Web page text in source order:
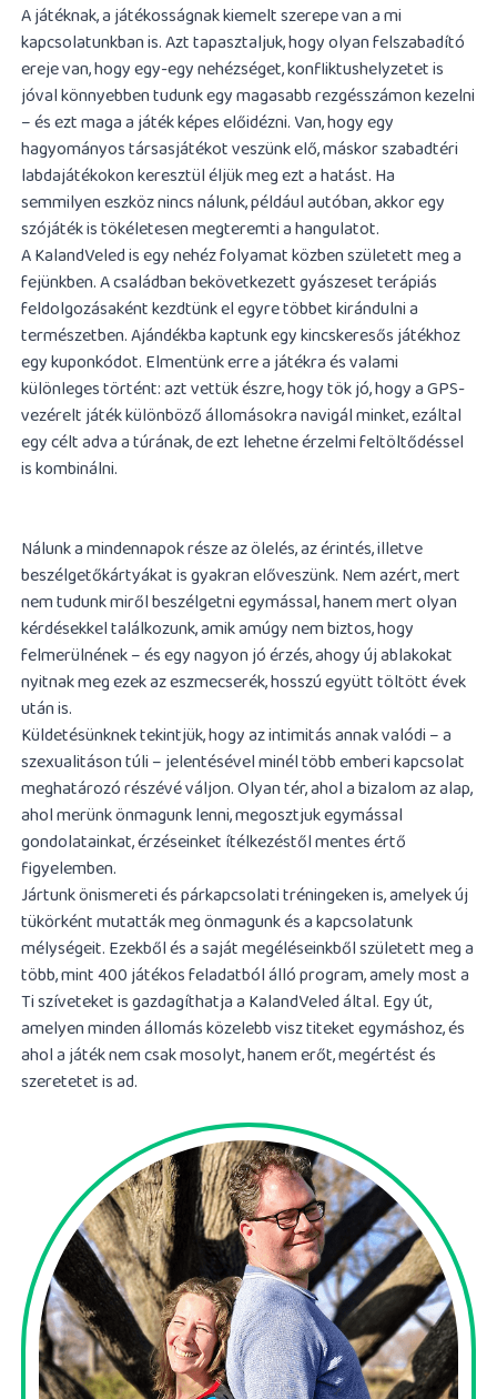
A játéknak, a játékosságnak kiemelt szerepe van a mi
kapcsolatunkban is. Azt tapasztaljuk, hogy olyan felszabadító
ereje van, hogy egy-egy nehézséget, konfliktushelyzetet is
jóval könnyebben tudunk egy magasabb rezgésszámon kezelni
– és ezt maga a játék képes előidézni. Van, hogy egy
hagyományos társasjátékot veszünk elő, máskor szabadtéri
labdajátékokon keresztül éljük meg ezt a hatást. Ha
semmilyen eszköz nincs nálunk, például autóban, akkor egy
szójáték is tökéletesen megteremti a hangulatot.
A KalandVeled is egy nehéz folyamat közben született meg a
fejünkben. A családban bekövetkezett gyászeset terápiás
feldolgozásaként kezdtünk el egyre többet kirándulni a
természetben. Ajándékba kaptunk egy kincskeresős játékhoz
egy kuponkódot. Elmentünk erre a játékra és valami
különleges történt: azt vettük észre, hogy tök jó, hogy a GPS-
vezérelt játék különböző állomásokra navigál minket, ezáltal
egy célt adva a túrának, de ezt lehetne érzelmi feltöltődéssel
is kombinálni.
Nálunk a mindennapok része az ölelés, az érintés, illetve
beszélgetőkártyákat is gyakran előveszünk. Nem azért, mert
nem tudunk miről beszélgetni egymással, hanem mert olyan
kérdésekkel találkozunk, amik amúgy nem biztos, hogy
felmerülnének – és egy nagyon jó érzés, ahogy új ablakokat
nyitnak meg ezek az eszmecserék, hosszú együtt töltött évek
után is.
Küldetésünknek tekintjük, hogy az intimitás annak valódi – a
szexualitáson túli – jelentésével minél több emberi kapcsolat
meghatározó részévé váljon. Olyan tér, ahol a bizalom az alap,
ahol merünk önmagunk lenni, megosztjuk egymással
gondolatainkat, érzéseinket ítélkezéstől mentes értő
figyelemben.
Jártunk önismereti és párkapcsolati tréningeken is, amelyek új
tükörként mutatták meg önmagunk és a kapcsolatunk
mélységeit. Ezekből és a saját megéléseinkből született meg a
több, mint 400 játékos feladatból álló program, amely most a
Ti szíveteket is gazdagíthatja a KalandVeled által. Egy út,
amelyen minden állomás közelebb visz titeket egymáshoz, és
ahol a játék nem csak mosolyt, hanem erőt, megértést és
szeretetet is ad.